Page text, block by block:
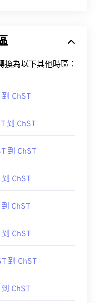
換為以下其他時區：
到 ChST
到 ChST
到 ChST
到 ChST
到 ChST
到 ChST
到 ChST
到 ChST